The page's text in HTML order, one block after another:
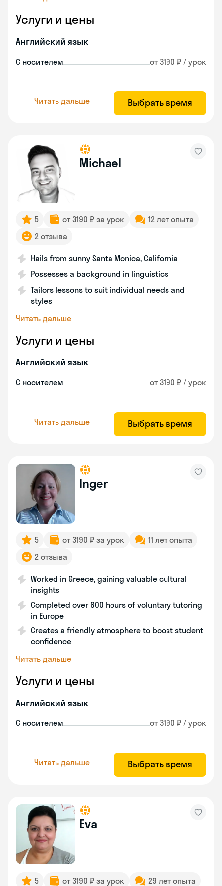
Услуги и цены
Английский язык
С носителем от 3190 ₽ / урок
Читать дальше Выбрать время
Michael
5 от 3190 ₽ за урок
12 лет опыта
2 отзыва
Hails from sunny Santa Monica, California
Possesses a background in linguistics
Tailors lessons to suit individual needs and
styles
Читать дальше
Услуги и цены
Английский язык
С носителем от 3190 ₽ / урок
Читать дальше Выбрать время
Inger
5 от 3190 ₽ за урок
11 лет опыта
2 отзыва
Worked in Greece, gaining valuable cultural
insights
Completed over 600 hours of voluntary tutoring
in Europe
Creates a friendly atmosphere to boost student
confidence
Читать дальше
Услуги и цены
Английский язык
С носителем от 3190 ₽ / урок
Читать дальше Выбрать время
Eva
5 от 3190 ₽ за урок
29 лет опыта